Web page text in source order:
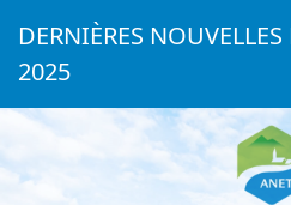
DERNIÈRES
2025